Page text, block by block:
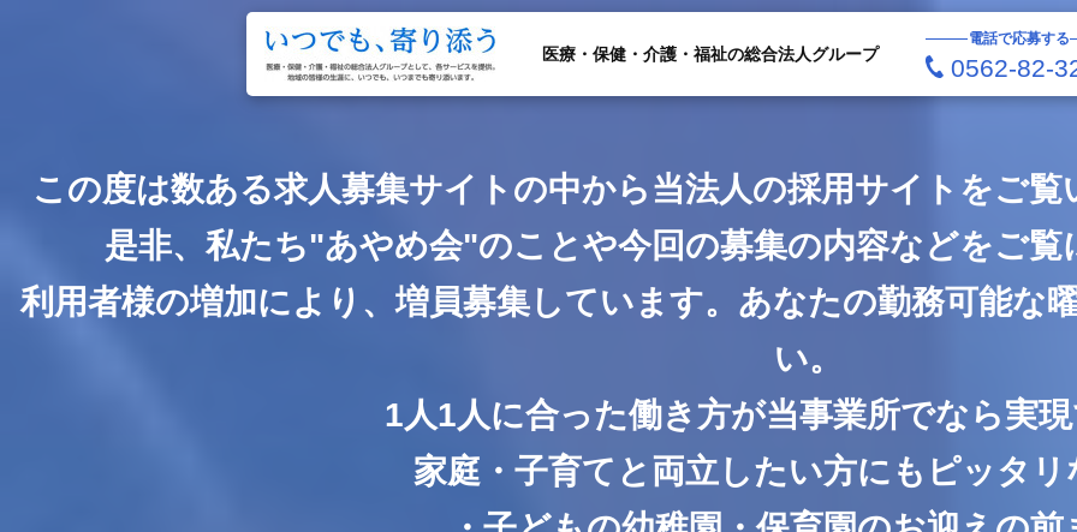
医療・保健・介護・福祉の総合法人グループ
電話で応募する
0562-82-
この度は数ある求人募集サイトの中から当法人の採用サイトをご
是非、私たち"あやめ会"のことや今回の募集の内容などをご
利用者様の増加により、増員募集しています。あなたの勤務可能な
い。
1人1人に合った働き方が当事業所でなら実
家庭・子育てと両立したい方にもピッタリ